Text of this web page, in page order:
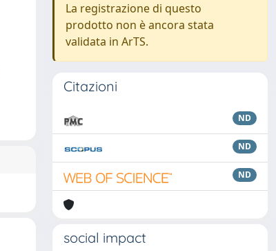
La registrazione di questo
prodotto non è ancora stata
validata in ArTS.
Citazioni
ND
ND
ND
social impact